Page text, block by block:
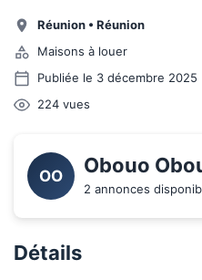
Réunion • Réunion
Maisons à louer
Publiée le 3 décembre 2025
224 vues
OO Obouo
2 annonces
Détails